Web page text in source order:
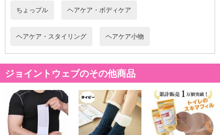
※端末・モニターの環境により、実際の商品と多少色の見え方が
※輸入品のため、多少の傷や汚れ等はご承諾の上お申込みをよろ
しくお願い致します
※商品は、本体のみの簡易包装で出荷します。予めご了承くださ
い
※配送状況によりおとどけが遅れる場合がございます。予めご了
承ください
※商品の性質上サイズが合わない等での交換・返品はお受けして
おりません。予めご了承ください
ちょっプル ヘアケア・ボディケア
ヘアケア・スタイリング ヘアケア小物
ジョイントウェブのその他商品